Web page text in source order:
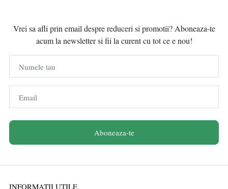
Vrei sa afli prin email despre reduceri si promotii? Aboneaza-te
acum la newsletter si fii la curent cu tot ce e nou!
Numele tau
Email
Aboneaza-te
INFORMATII UTILE